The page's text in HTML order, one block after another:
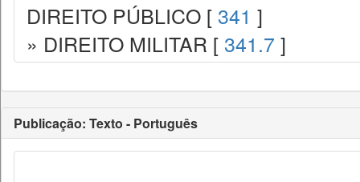
DIREITO PÚBLICO [ 341 ]
» DIREITO MILITAR [ 341.7 ]
Publicação: Texto - Português